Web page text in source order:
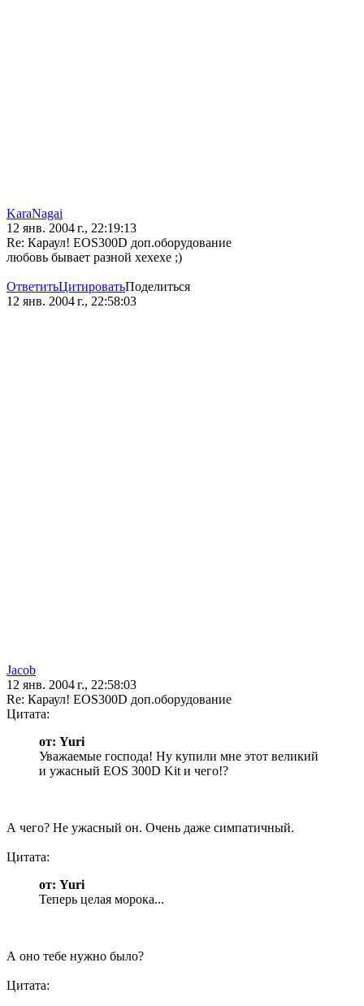
KaraNagai
12 янв. 2004 г., 22:19:13
Re: Караул! EOS300D доп.оборудование
любовь бывает разной хехехе ;)
ОтветитьЦитироватьПоделиться
12 янв. 2004 г., 22:58:03
Jacob
12 янв. 2004 г., 22:58:03
Re: Караул! EOS300D доп.оборудование
Цитата:
от: Yuri
Уважаемые господа! Ну купили мне этот великий
и ужасный EOS 300D Kit и чего!?
А чего? Не ужасный он. Очень даже симпатичный.
Цитата:
от: Yuri
Теперь целая морока...
А оно тебе нужно было?
Цитата: